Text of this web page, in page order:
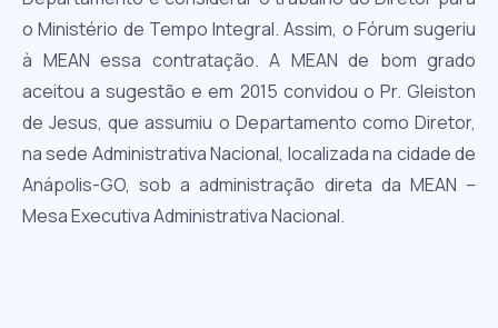
o Ministério de Tempo Integral. Assim, o Fórum sugeriu
à MEAN essa contratação. A MEAN de bom grado
aceitou a sugestão e em 2015 convidou o Pr. Gleiston
de Jesus, que assumiu o Departamento como Diretor,
na sede Administrativa Nacional, localizada na cidade de
Anápolis-GO, sob a administração direta da MEAN –
Mesa Executiva Administrativa Nacional.